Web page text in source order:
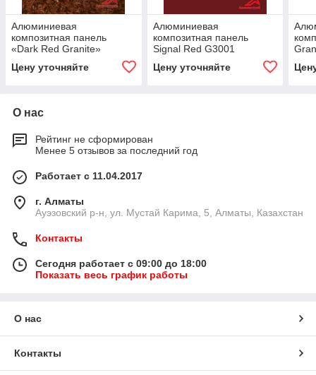
Алюминиевая
композитная панель
«Dark Red Granite»
Цену уточняйте
Алюминиевая
композитная панель
Signal Red G3001
Цену уточняйте
О нас
Рейтинг не сформирован
Менее 5 отзывов за последний год
Работает с 11.04.2017
г. Алматы
​Ауэзовский р-н, ул. Мустай Карима, 5, Алматы, Казахстан
Контакты
Сегодня работает с 09:00 до 18:00
Показать весь график работы
О нас
Контакты